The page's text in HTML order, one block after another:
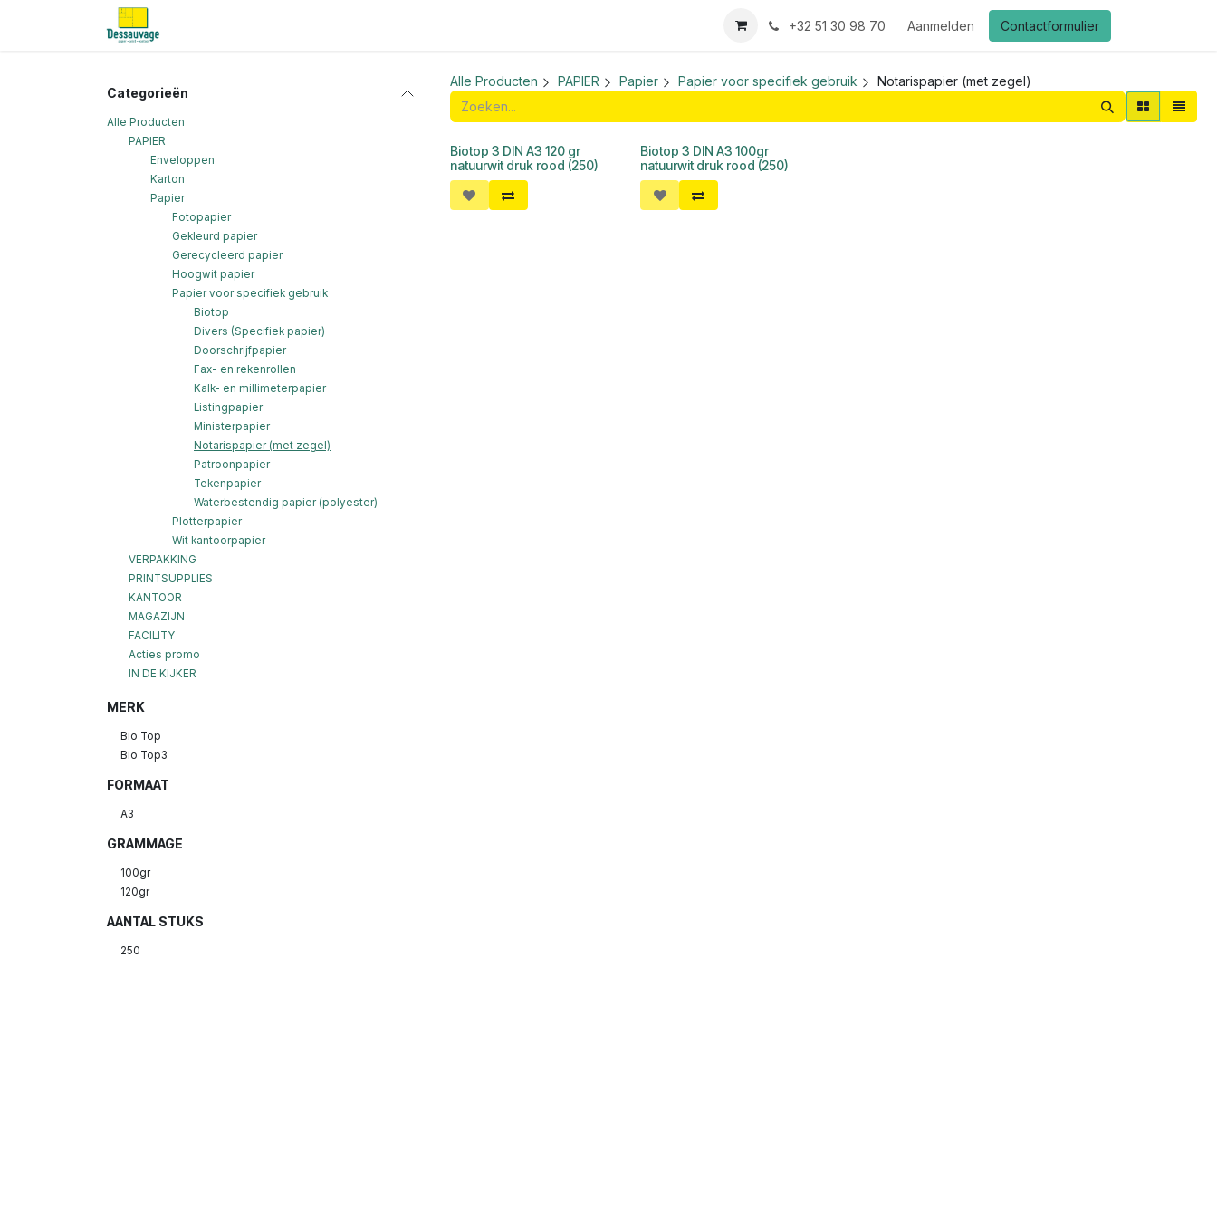
Overslaan naar inhoud
+32 51 30 98 70 Aanmelden Contactformulier
Categorieën
Alle Producten
PAPIER
Enveloppen
Karton
Papier
Fotopapier
Gekleurd papier
Gerecycleerd papier
Hoogwit papier
Papier voor specifiek gebruik
Biotop
Divers (Specifiek papier)
Doorschrijfpapier
Fax- en rekenrollen
Kalk- en millimeterpapier
Listingpapier
Ministerpapier
Notarispapier (met zegel)
Patroonpapier
Tekenpapier
Waterbestendig papier (polyester)
Plotterpapier
Wit kantoorpapier
VERPAKKING
PRINTSUPPLIES
KANTOOR
MAGAZIJN
FACILITY
Acties promo
IN DE KIJKER
MERK
Bio Top
Bio Top3
FORMAAT
A3
GRAMMAGE
100gr
120gr
AANTAL STUKS
250
Alle Producten PAPIER Papier Papier voor specifiek gebruik Notarispapier (met zegel)
Biotop 3 DIN A3 120 gr
natuurwit druk rood (250)
Biotop 3 DIN A3 100gr
natuurwit druk rood (250)